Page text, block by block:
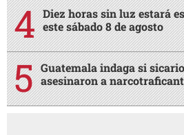
Diez horas sin luz estará
este sábado 8 de agosto
Guatemala indaga si
asesinaron a